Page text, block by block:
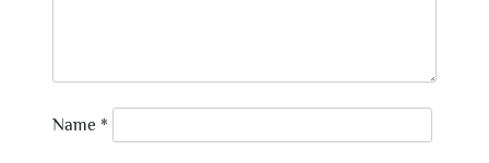
Name *